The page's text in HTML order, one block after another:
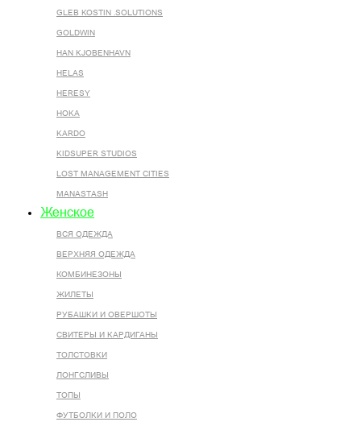
GLEB KOSTIN .SOLUTIONS
GOLDWIN
HAN KJOBENHAVN
HELAS
HERESY
HOKA
KARDO
KIDSUPER STUDIOS
LOST MANAGEMENT CITIES
MANASTASH
Женское
ВСЯ ОДЕЖДА
ВЕРХНЯЯ ОДЕЖДА
КОМБИНЕЗОНЫ
ЖИЛЕТЫ
РУБАШКИ И ОВЕРШОТЫ
СВИТЕРЫ И КАРДИГАНЫ
ТОЛСТОВКИ
ЛОНГСЛИВЫ
ТОПЫ
ФУТБОЛКИ И ПОЛО